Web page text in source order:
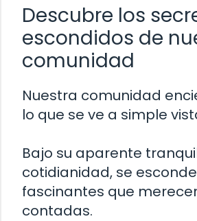
Descubre los
escondidos de
comunidad
Nuestra comunidad
lo que se ve a simple
Bajo su aparente
cotidianidad, se
fascinantes que
contadas.